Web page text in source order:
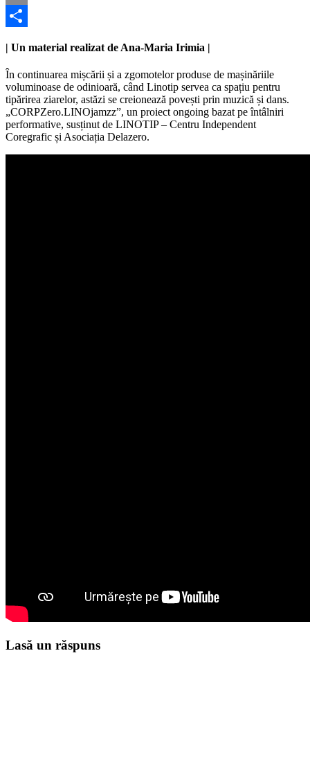
Email
| Un material realizat de Ana-Maria Irimia |
În continuarea mișcării și a zgomotelor produse de mașinăriile
voluminoase de odinioară, când Linotip servea ca spațiu pentru
tipărirea ziarelor, astăzi se creionează povești prin muzică și dans.
„CORPZero.LINOjamzz”, un proiect ongoing bazat pe întâlniri
performative, susținut de LINOTIP – Centru Independent
Coregrafic și Asociația Delazero.
Lasă un răspuns